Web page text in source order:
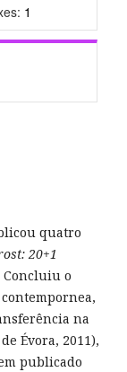
1
quatro
20+1
Concluiu o
na
Évora, 2011),
publicado